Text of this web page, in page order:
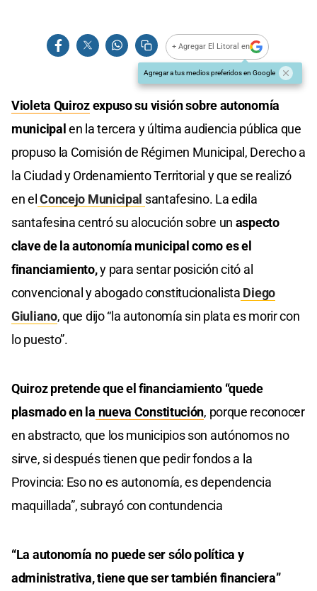
+ Agregar El Litoral en
Agregar a tus medios preferidos en Google
Violeta Quirozexpuso su visión sobre autonomía
municipalen la tercera y última audiencia pública que
propuso la Comisión de Régimen Municipal, Derecho a
la Ciudad y Ordenamiento Territorial y que se realizó
en elConcejo Municipal santafesino. La edila
santafesina centró su alocución sobre un aspecto
clave de la autonomía municipal como es el
financiamiento,y para sentar posición citó al
convencional y abogado constitucionalista Diego
Giuliano, que dijo “la autonomía sin plata es morir con
lo puesto”.
Quiroz pretende que el financiamiento “quede
plasmado en la nueva Constitución, porque reconocer
en abstracto, que los municipios son autónomos no
sirve, si después tienen que pedir fondos a la
Provincia: Eso no es autonomía, es dependencia
maquillada”, subrayó con contundencia
“La autonomía no puede ser sólo política y
administrativa, tiene que ser también financiera”